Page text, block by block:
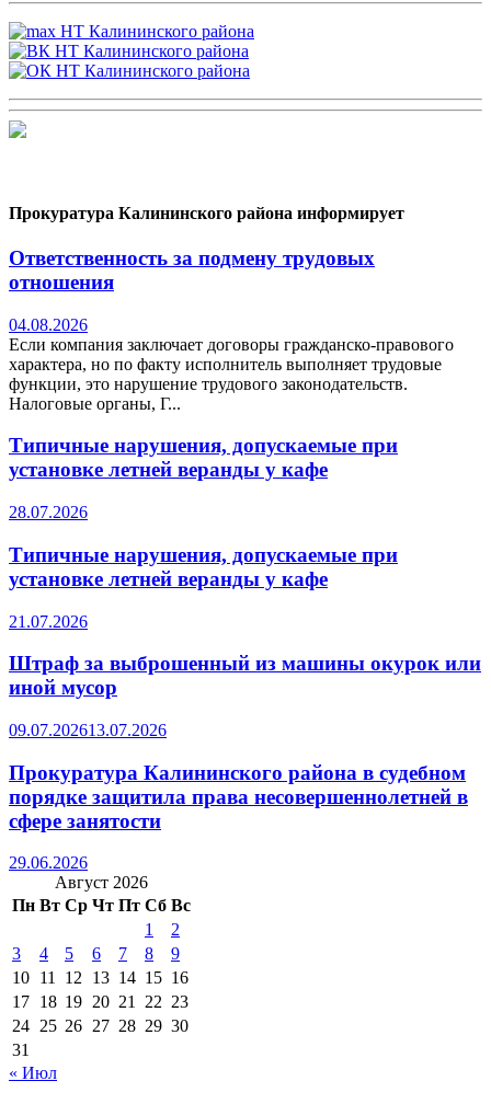
Прокуратура Калининского района информирует
Ответственность за подмену трудовых
отношения
04.08.2026
Если компания заключает договоры гражданско-правового
характера, но по факту исполнитель выполняет трудовые
функции, это нарушение трудового законодательств.
Налоговые органы, Г...
Типичные нарушения, допускаемые при
установке летней веранды у кафе
28.07.2026
Типичные нарушения, допускаемые при
установке летней веранды у кафе
21.07.2026
Штраф за выброшенный из машины окурок или
иной мусор
09.07.202613.07.2026
Прокуратура Калининского района в судебном
порядке защитила права несовершеннолетней в
сфере занятости
29.06.2026
Август 2026
Пн Вт Ср Чт Пт Сб Вс
1
2
3
4 5 6 7 8
9
10 11 12 13 14 15 16
17 18 19 20 21 22 23
24 25 26 27 28 29 30
31
« Июл